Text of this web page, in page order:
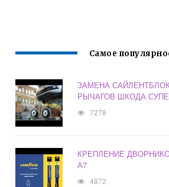
Самое
ЗАМЕНА
РЫЧАГОВ ШКОДА
7278
КРЕПЛЕНИЕ
А7
4872